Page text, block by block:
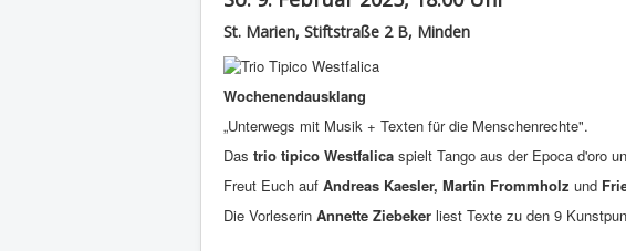
St. Marien, Stiftstraße 2 B, Minden
Wochenendausklang
„Unterwegs mit Musik + Texten für die Menschenrechte".
Das trio tipico Westfalica spielt Tango aus der Epoca d'oro
Freut Euch auf Andreas Kaesler, Martin Frommholz und
Die Vorleserin Annette Ziebeker liest Texte zu den 9